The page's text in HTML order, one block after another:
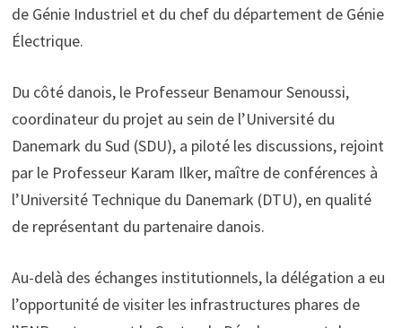
de Génie Industriel et du chef du département de Génie
Électrique.
Du côté danois, le Professeur Benamour Senoussi,
coordinateur du projet au sein de l’Université du
Danemark du Sud (SDU), a piloté les discussions, rejoint
par le Professeur Karam Ilker, maître de conférences à
l’Université Technique du Danemark (DTU), en qualité
de représentant du partenaire danois.
Au-delà des échanges institutionnels, la délégation a eu
l’opportunité de visiter les infrastructures phares de